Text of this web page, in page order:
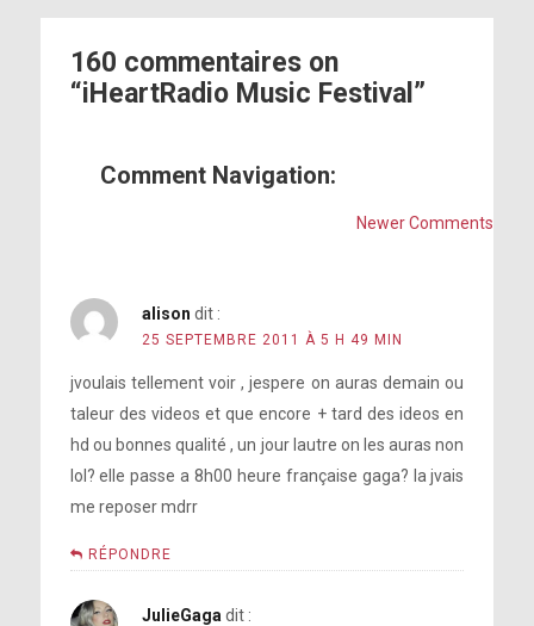
160 commentaires on
“iHeartRadio Music Festival”
Comment Navigation:
Newer Comments
alison dit :
25 SEPTEMBRE 2011 À 5 H 49 MIN
jvoulais tellement voir , jespere on auras demain ou
taleur des videos et que encore + tard des ideos en
hd ou bonnes qualité , un jour lautre on les auras non
lol? elle passe a 8h00 heure française gaga? la jvais
me reposer mdrr
RÉPONDRE
JulieGaga dit :